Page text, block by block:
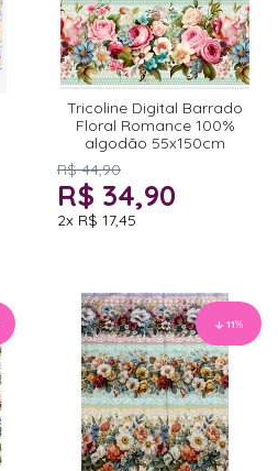
Tricoline Digital Barrado
Floral Romance 100%
algodão 55x150cm
R$ 44,90
R$ 34,90
2x R$ 17,45
11%